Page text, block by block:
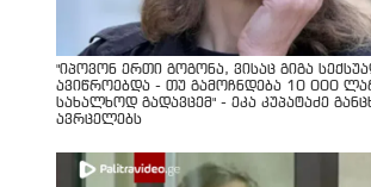
"იპოვონ ერთი გოგონა, ვისაც გიგა
ავიწროებდა - თუ გამოჩნდება 10 000
სახალხოდ გადავცემ" - ეკა კუპატაძე
ავრცელებს